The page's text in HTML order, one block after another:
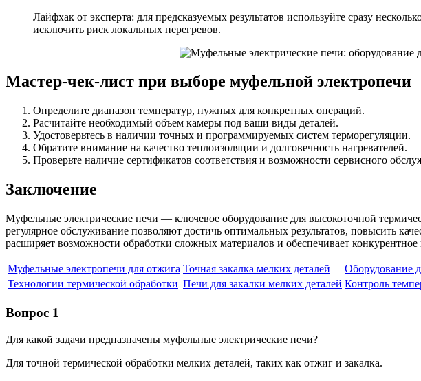
Лайфхак от эксперта: для предсказуемых результатов используйте сразу
исключить риск локальных перегревов.
Мастер-чек-лист при выборе муфельной электропечи
Определите диапазон температур, нужных для конкретных операций.
Расчитайте необходимый объем камеры под ваши виды деталей.
Удостоверьтесь в наличии точных и программируемых систем терморегуляции.
Обратите внимание на качество теплоизоляции и долговечность нагревателей.
Проверьте наличие сертификатов соответствия и возможности сервисного
Заключение
Муфельные электрические печи — ключевое оборудование для высокоточной
регулярное обслуживание позволяют достичь оптимальных результатов, повысить
расширяет возможности обработки сложных материалов и обеспечивает
Муфельные электропечи для отжига Точная закалка мелких деталей Оборудование
Технологии термической обработки Печи для закалки мелких деталей Контроль
Вопрос 1
Для какой задачи предназначены муфельные электрические печи?
Для точной термической обработки мелких деталей, таких как отжиг и закалка.